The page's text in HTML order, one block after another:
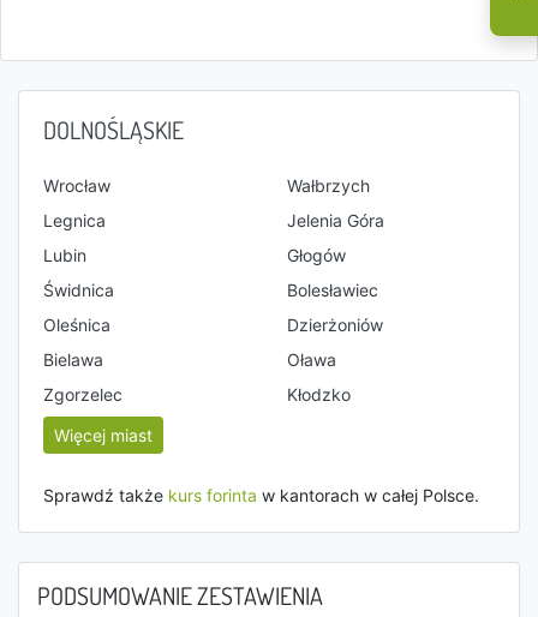
DOLNOŚLĄSKIE
Wrocław
Wałbrzych
Legnica
Jelenia Góra
Lubin
Głogów
Świdnica
Bolesławiec
Oleśnica
Dzierżoniów
Bielawa
Oława
Zgorzelec
Kłodzko
Więcej miast
Sprawdź także kurs forinta w kantorach w całej Polsce.
PODSUMOWANIE ZESTAWIENIA